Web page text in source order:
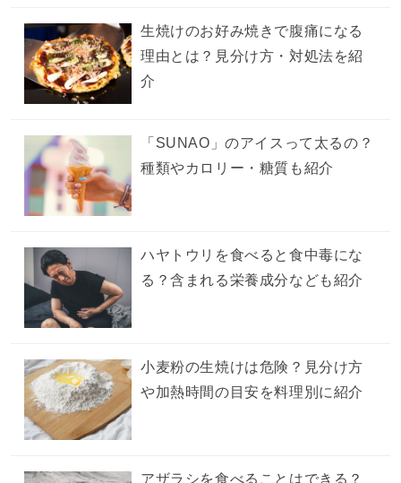
生焼けのお好み焼きで腹痛になる
理由とは？見分け方・対処法を紹
介
「SUNAO」のアイスって太るの？
種類やカロリー・糖質も紹介
ハヤトウリを食べると食中毒にな
る？含まれる栄養成分なども紹介
小麦粉の生焼けは危険？見分け方
や加熱時間の目安を料理別に紹介
アザラシを食べることはできる？